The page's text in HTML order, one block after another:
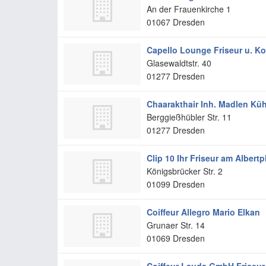
An der Frauenkirche 1
01067 Dresden
Capello Lounge Friseur u.
Glasewaldtstr. 40
01277 Dresden
Chaarakthair Inh. Madlen
Berggießhübler Str. 11
01277 Dresden
Clip 10 Ihr Friseur am
Königsbrücker Str. 2
01099 Dresden
Coiffeur Allegro Mario Elkan
Grunaer Str. 14
01069 Dresden